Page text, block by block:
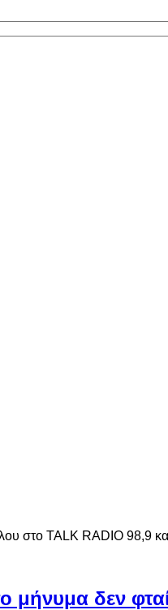
στο TALK RADIO 98,9
μήνυμα δεν